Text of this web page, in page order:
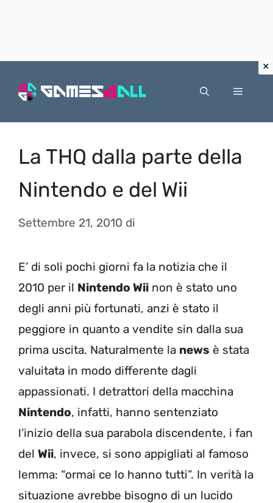
Menu
La THQ dalla parte della
Nintendo e del Wii
Settembre 21, 2010 di
E’ di soli pochi giorni fa la notizia che il
2010 per il Nintendo Wii non è stato uno
degli anni più fortunati, anzi è stato il
peggiore in quanto a vendite sin dalla sua
prima uscita. Naturalmente la news è stata
valuitata in modo differente dagli
appassionati. I detrattori della macchina
Nintendo, infatti, hanno sentenziato
l’inizio della sua parabola discendente, i fan
del Wii, invece, si sono appigliati al famoso
lemma: “ormai ce lo hanno tutti”. In verità la
situazione avrebbe bisogno di un lucido